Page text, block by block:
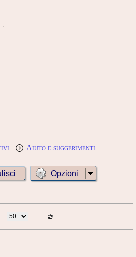
Aiuto e suggerimenti
Opzioni